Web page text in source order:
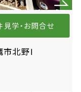
見学・お問合せ
市北野I